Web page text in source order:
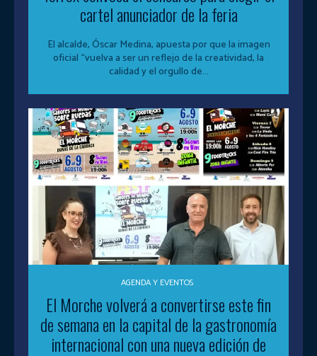
cartel anunciador de la feria
El alcalde, Óscar Medina, apuesta por que la imagen
oficial “vuelva a ser un reflejo de la creatividad, la
calidad y el orgullo de...
AGENDA Y EVENTOS
El Morche volverá a convertirse este fin
de semana en la capital de la gastronomía
internacional con una nueva edición de